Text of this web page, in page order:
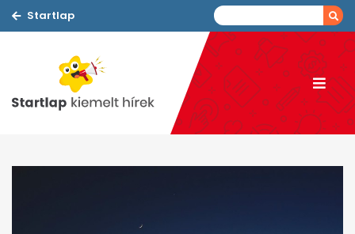
Startlap